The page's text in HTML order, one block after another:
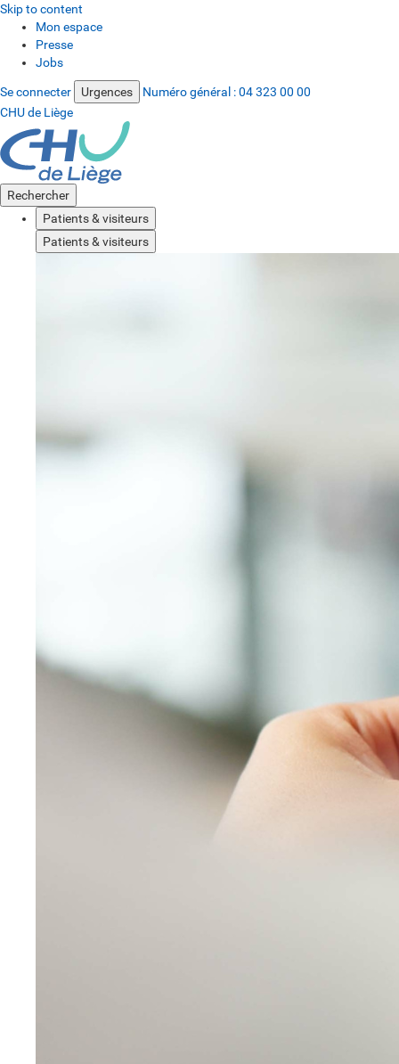
Skip to content
Mon espace
Presse
Jobs
Se connecter Urgences Numéro général :04 323 00 00
CHU de Liège
Rechercher
Patients & visiteurs
Patients & visiteurs